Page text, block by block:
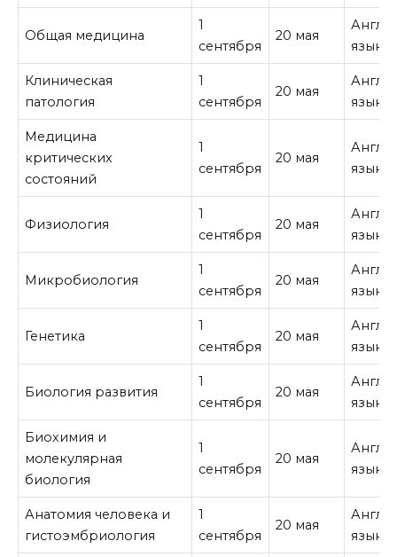
Общая медицина
1
сентября
20 мая
язык
Клиническая
патология
1
сентября
20 мая
язык
Медицина
критических
состояний
1
сентября
20 мая
язык
Физиология
1
сентября
20 мая
язык
Микробиология
1
сентября
20 мая
язык
Генетика
1
сентября
20 мая
язык
Биология развития
1
сентября
20 мая
язык
Биохимия и
молекулярная
биология
1
сентября
20 мая
язык
Анатомия человека и
гистоэмбриология
1
сентября
20 мая
язык